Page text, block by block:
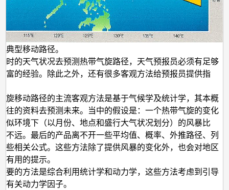
典型移动路径。
时的天气状况去预测热带气旋路径，天气预报员必须有足够
富的经验。除此之外，还有很多客观方法给预报员提供指
旋移动路径的主流客观方法是基于气候学及统计学，其本概
往的资料去预测未来。当中的假设是：一个热带气旋的变化
似环境下（以月份、地点和盛行大气状况划分）的风暴比
不远。最后的产品离不开一些平均值、概率、外推路径、列
些相关公式。这些方法除了提供风暴的变化外，也会对地区
有用的提示。
要的方法是综合利用统计学和动力学，这些方法考虑到引导
有关动力学因子。